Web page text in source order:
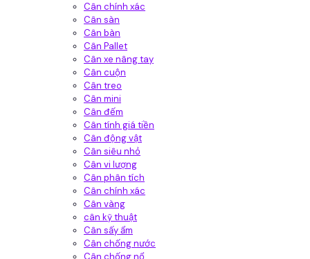
Cân chính xác
Cân sàn
Cân bàn
Cân Pallet
Cân xe nâng tay
Cân cuộn
Cân treo
Cân mini
Cân đếm
Cân tính giá tiền
Cân động vật
Cân siêu nhỏ
Cân vi lượng
Cân phân tích
Cân chính xác
Cân vàng
cân kỹ thuật
Cân sấy ẩm
Cân chống nước
Cân chống nổ